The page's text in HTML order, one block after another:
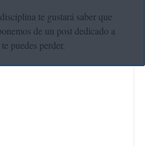
te gustará saber que
de un post dedicado a
puedes perder.